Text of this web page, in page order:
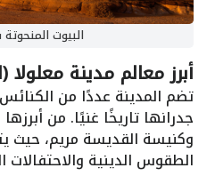
البيوت
أبرز معالم مدينة معلولا
تضم المدينة عددًا من
جدرانها تاريخًا غنيًا. من
وكنيسة القديسة مريم، حيث
الطقوس الدينية والاحتفالات